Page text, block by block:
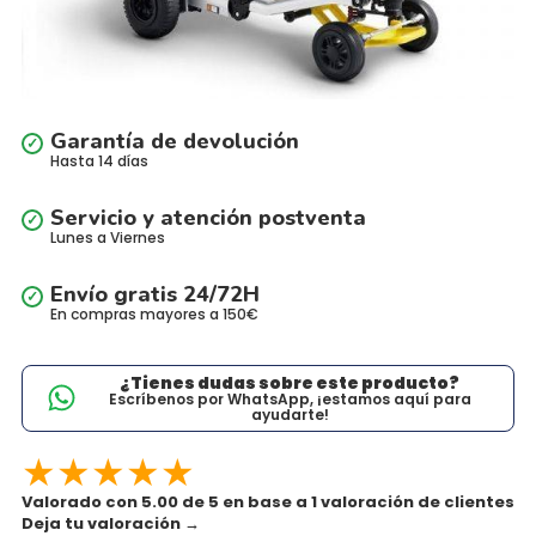
Garantía de devolución
Hasta 14 días
Servicio y atención postventa
Lunes a Viernes
Envío gratis 24/72H
En compras mayores a 150€
¿Tienes dudas sobre este producto?
Escríbenos por WhatsApp, ¡estamos aquí para
ayudarte!
★★★★★
Valorado con 5.00 de 5 en base a 1 valoración de clientes
Deja tu valoración →